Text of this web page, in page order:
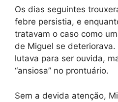
Os dias seguintes
febre persistia, e
tratavam o caso como
de Miguel se deteriorava.
lutava para ser ouvida,
“ansiosa” no prontuário.
Sem a devida atenção,